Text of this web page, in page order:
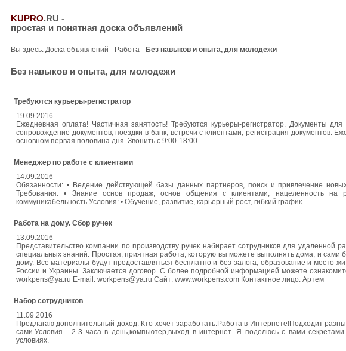
KUPRO.RU -
простая и понятная доска объявлений
Вы здесь: Доска объявлений - Работа - Без навыков и опыта, для молодежи
Без навыков и опыта, для молодежи
Требуются курьеры-регистратор
19.09.2016
Ежедневная оплата! Частичная занятость! Требуются курьеры-регистратор. Документы
сопровождение документов, поездки в банк, встречи с клиентами, регистрация документов.
основном первая половина дня. Звонить с 9:00-18:00
Менеджер по работе с клиентами
14.09.2016
Обязанности: • Ведение действующей базы данных партнеров, поиск и привлечение
Требования: • Знание основ продаж, основ общения с клиентами, нацеленность на
коммуникабельность Условия: • Обучение, развитие, карьерный рост, гибкий график.
Работа на дому. Сбор ручек
13.09.2016
Представительство компании по производству ручек набирает сотрудников для
специальных знаний. Простая, приятная работа, которую вы можете выполнять дома, и сами
дому. Все материалы будут предоставляться бесплатно и без залога, образование и место
России и Украины. Заключается договор. С более подробной информацией можете
workpens@ya.ru E-mail: workpens@ya.ru Сайт: www.workpens.com Контактное лицо: Артем
Набор сотрудников
11.09.2016
Предлагаю дополнительный доход. Кто хочет заработать.Работа в Интернете!Подходит
сами.Условия - 2-3 часа в день,компьютер,выход в интернет. Я поделюсь с вами
условиях.